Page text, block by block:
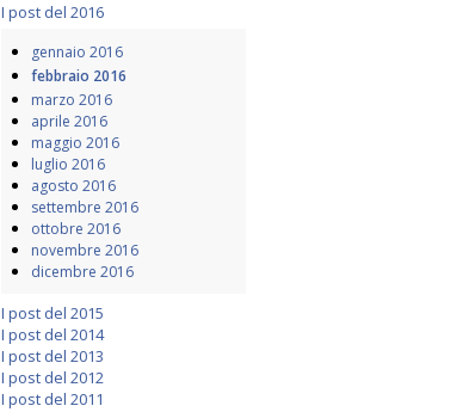
I post del 2016
gennaio 2016
febbraio 2016
marzo 2016
aprile 2016
maggio 2016
luglio 2016
agosto 2016
settembre 2016
ottobre 2016
novembre 2016
dicembre 2016
I post del 2015
I post del 2014
I post del 2013
I post del 2012
I post del 2011